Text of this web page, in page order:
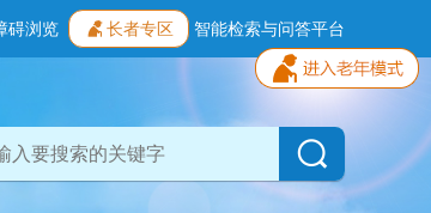
碍浏览 长者专区 智能检索与问答平台